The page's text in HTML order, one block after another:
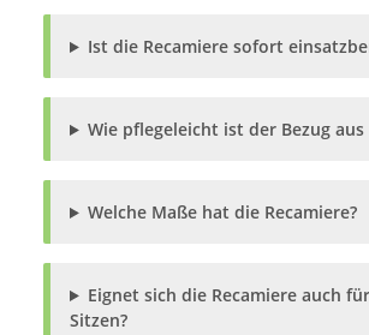
Ist die Recamiere sofort
Wie pflegeleicht ist der Bezug aus
Welche Maße hat die Recamiere?
Eignet sich die Recamiere auch
Sitzen?